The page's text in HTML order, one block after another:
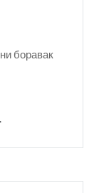
боравак